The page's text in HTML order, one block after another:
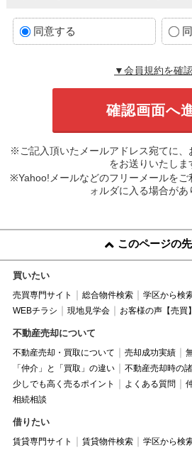
同意する
▼会員規約を確
※ご記入頂いたメールアドレス宛てに、
をお送りいたしま
※Yahoo!メールなどのフリーメールをご
ォルダに入る場合があ
このページの
買いたい
売買専門サイト 総合物件検索 学区から検
WEBチラシ
現地見学会 お客様の声【売買】
不動産売却について
不動産売却・買取について 売却成功実績
「仲介」と「買取」の違い
不動産売却時の
少しでも高く売るポイント
よくある質問
相続相談
借りたい
賃貸専門サイト 賃貸物件検索 学区から検